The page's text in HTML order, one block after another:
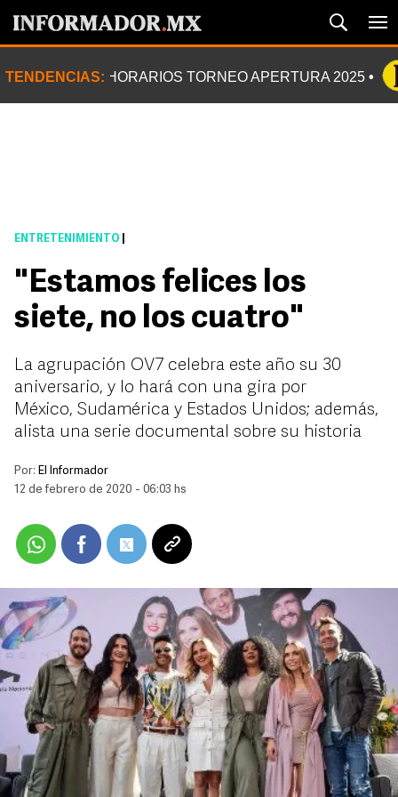
TENDENCIAS: HORARIOS TORNEO APERTURA 2025
ENTRETENIMIENTO
"Estamos felices los
siete, no los cuatro"
La agrupación OV7 celebra este año su 30
aniversario, y lo hará con una gira por
México, Sudamérica y Estados Unidos; además,
alista una serie documental sobre su historia
Por: El Informador
12 de febrero de 2020 - 06:03 hs